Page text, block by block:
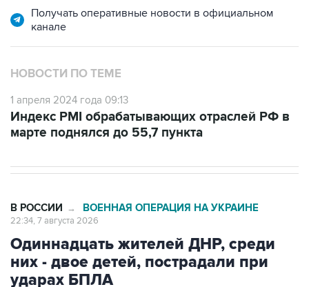
НОВОСТИ ПО ТЕМЕ
1 апреля 2024 года 09:13
марте поднялся до 55,7 пункта
Одиннадцать жителей ДНР, среди
них - двое детей, пострадали при
ударах БПЛА
Москва. 7 августа. INTERFAX.RU - Одиннадцать